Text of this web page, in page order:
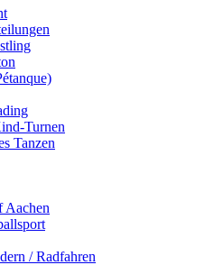
Turnen
Tanzen
Aachen
/ Radfahren